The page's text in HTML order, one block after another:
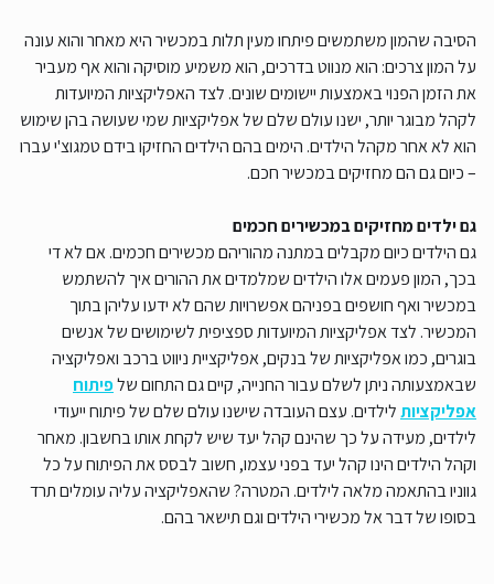
הסיבה שהמון משתמשים פיתחו מעין תלות במכשיר היא מאחר והוא עונה
על המון צרכים: הוא מנווט בדרכים, הוא משמיע מוסיקה והוא אף מעביר
את הזמן הפנוי באמצעות יישומים שונים. לצד האפליקציות המיועדות
לקהל מבוגר יותר, ישנו עולם שלם של אפליקציות שמי שעושה בהן שימוש
הוא לא אחר מקהל הילדים. הימים בהם הילדים החזיקו בידם טמגוצ'י עברו
– כיום גם הם מחזיקים במכשיר חכם.
גם ילדים מחזיקים במכשירים חכמים
גם הילדים כיום מקבלים במתנה מהוריהם מכשירים חכמים. אם לא די
בכך, המון פעמים אלו הילדים שמלמדים את ההורים איך להשתמש
במכשיר ואף חושפים בפניהם אפשרויות שהם לא ידעו עליהן בתוך
המכשיר. לצד אפליקציות המיועדות ספציפית לשימושים של אנשים
בוגרים, כמו אפליקציות של בנקים, אפליקציית ניווט ברכב ואפליקציה
שבאמצעותה ניתן לשלם עבור החנייה, קיים גם התחום שלפיתוח
אפליקציותלילדים. עצם העובדה שישנו עולם שלם של פיתוח ייעודי
לילדים, מעידה על כך שהינם קהל יעד שיש לקחת אותו בחשבון. מאחר
וקהל הילדים הינו קהל יעד בפני עצמו, חשוב לבסס את הפיתוח על כל
גווניו בהתאמה מלאה לילדים. המטרה? שהאפליקציה עליה עומלים תרד
בסופו של דבר אל מכשירי הילדים וגם תישאר בהם.